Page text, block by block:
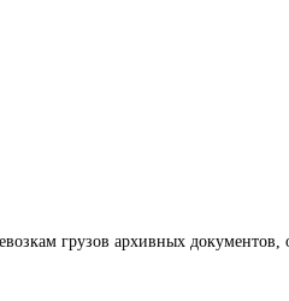
грузов архивных